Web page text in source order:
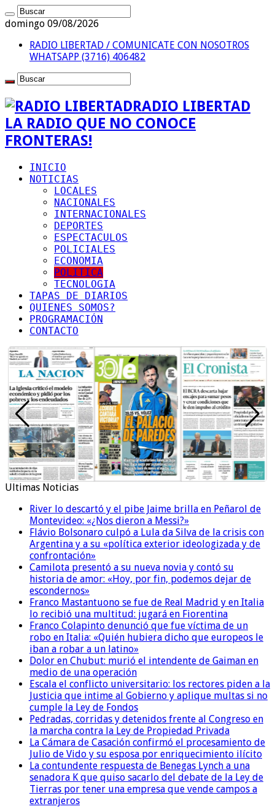
domingo 09/08/2026
RADIO LIBERTAD / COMUNICATE CON NOSOTROS
WHATSAPP (3716) 406482
RADIO LIBERTAD
LA RADIO QUE NO CONOCE
FRONTERAS!
INICIO
NOTICIAS
LOCALES
NACIONALES
INTERNACIONALES
DEPORTES
ESPECTACULOS
POLICIALES
ECONOMIA
POLITICA
TECNOLOGIA
TAPAS DE DIARIOS
QUIENES SOMOS?
PROGRAMACIÓN
CONTACTO
Ultimas Noticias
River lo descartó y el pibe Jaime brilla en Peñarol de
Montevideo: «¿Nos dieron a Messi?»
Flávio Bolsonaro culpó a Lula da Silva de la crisis con
Argentina y a su «política exterior ideologizada y de
confrontación»
Camilota presentó a su nueva novia y contó su
historia de amor: «Hoy, por fin, podemos dejar de
escondernos»
Franco Mastantuono se fue de Real Madrid y en Italia
lo recibió una multitud: jugará en Fiorentina
Franco Colapinto denunció que fue víctima de un
robo en Italia: «Quién hubiera dicho que europeos le
iban a robar a un latino»
Dolor en Chubut: murió el intendente de Gaiman en
medio de una operación
Escala el conflicto universitario: los rectores piden a la
Justicia que intime al Gobierno y aplique multas si no
cumple la Ley de Fondos
Pedradas, corridas y detenidos frente al Congreso en
la marcha contra la Ley de Propiedad Privada
La Cámara de Casación confirmó el procesamiento de
Julio de Vido y su esposa por enriquecimiento ilícito
La contundente respuesta de Benegas Lynch a una
senadora K que quiso sacarlo del debate de la Ley de
Tierras por tener una empresa que vende campos a
extranjeros